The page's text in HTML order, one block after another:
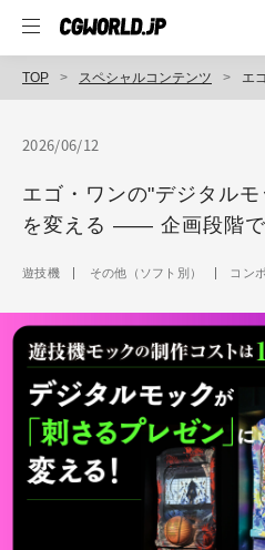
TOP スペシャルコンテンツ エゴ・
2026/06/12
エゴ・ワンの"デジタル
を変える ―― 企画段階
遊技機 その他（ソフト別） コン